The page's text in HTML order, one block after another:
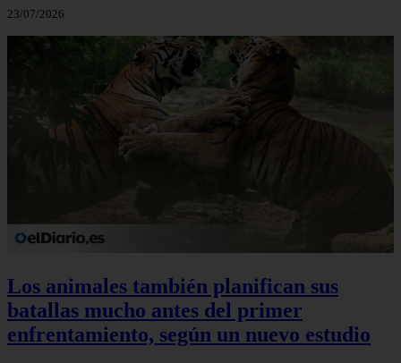
23/07/2026
Los animales también planifican sus
batallas mucho antes del primer
enfrentamiento, según un nuevo estudio